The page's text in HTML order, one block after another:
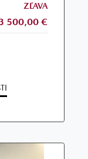
ZĽAVA
500,00 €